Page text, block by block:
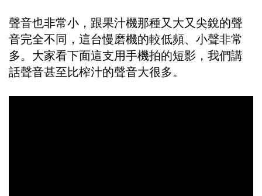
聲音也非常小，跟果汁機那種又大又尖銳的聲
音完全不同，這台慢磨機的較低頻、小聲非常
多。大家看下面這支用手機拍的短影，我們講
話聲音甚至比榨汁的聲音大很多。